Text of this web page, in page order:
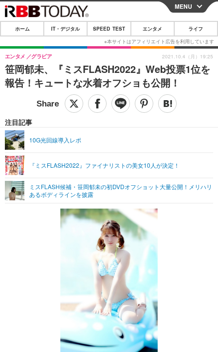
CLOSE
ホーム
IT・デジタル
IT・デジタルTOP スマートフォン
ショッピング その他
SPEED TEST
エンタメTOP 映画・ドラマ
グラビア ブログ
ショッピング その他
ライフTOP
リリース一覧
プッシュ通知の停止方法
MENU
ホーム IT・デジタル SPEED TEST エンタメ ライフ
笹岡郁未、『ミスFLASH2022』Web投票1位を
報告！キュートな水着オフショも公開！
エンタメ グラビア
注目記事
10G光回線導入レポ
『ミスFLASH2022』ファイナリストの美女10人が決定！
ミスFLASH候補・笹岡郁未の初DVDオフショット大量公開！メリハリ
あるボディラインを披露
2021.10.4（月）19:25